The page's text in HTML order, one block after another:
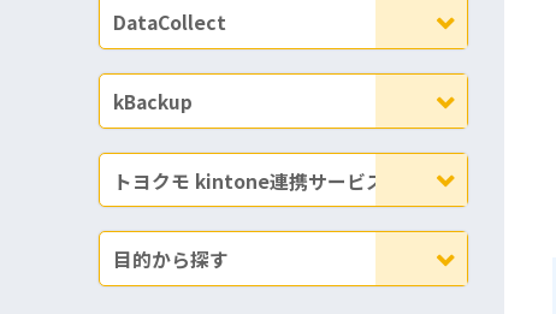
DataCollect
kBackup
トヨクモ kintone連携サービス
目的から探す